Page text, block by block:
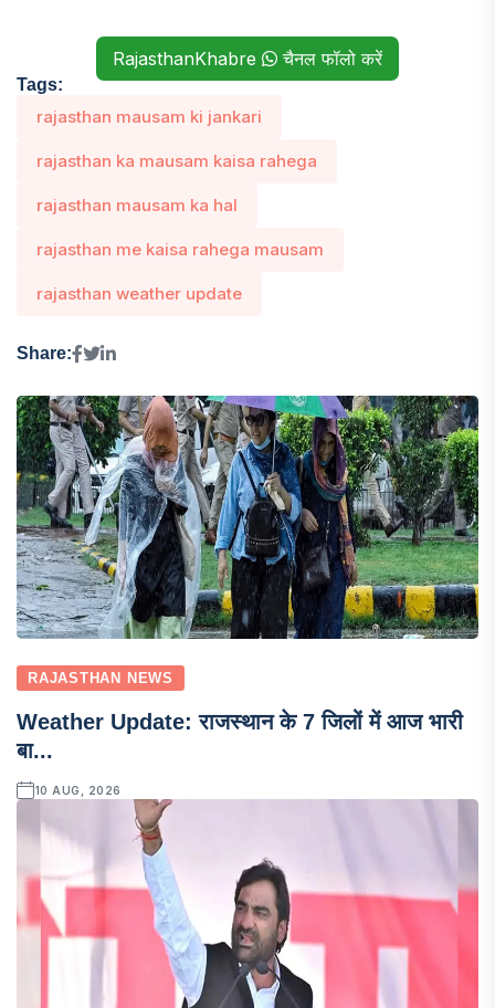
RajasthanKhabre चैनल फॉलो करें
Tags:
rajasthan mausam ki jankari
rajasthan ka mausam kaisa rahega
rajasthan mausam ka hal
rajasthan me kaisa rahega mausam
rajasthan weather update
Share:
RAJASTHAN NEWS
Weather Update: राजस्थान के 7 जिलों में आज भारी
बा...
10 AUG, 2026